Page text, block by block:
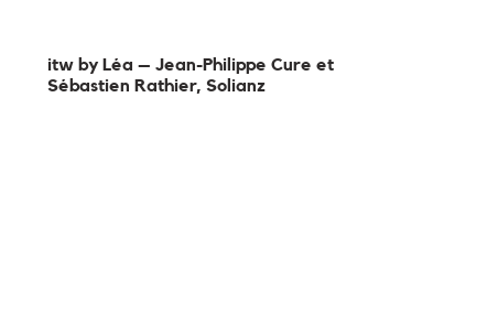
itw by Léa – Jean-Philippe Cure et
Sébastien Rathier, Solianz